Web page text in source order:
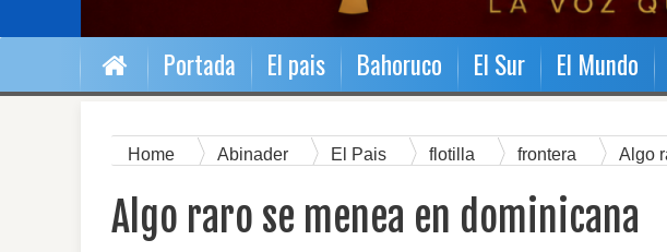
Portada El pais Bahoruco El Sur El Mundo
Home Abinader El Pais flotilla frontera Algo
Algo raro se menea en dominicana